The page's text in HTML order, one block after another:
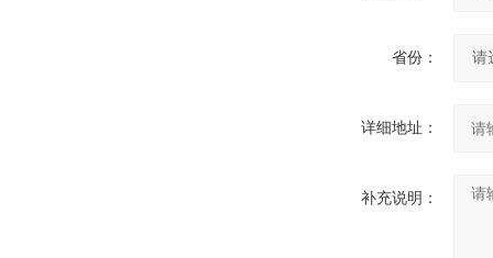
省份：
详细地址：
补充说明：